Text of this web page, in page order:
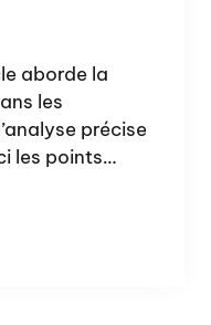
aborde la
les
précise
les points…